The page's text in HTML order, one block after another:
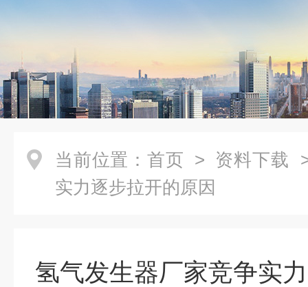
当前位置： 首页 > 资料下载
实力逐步拉开的原因
氢气发生器厂家竞争实